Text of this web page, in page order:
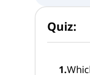
Quiz:
1.